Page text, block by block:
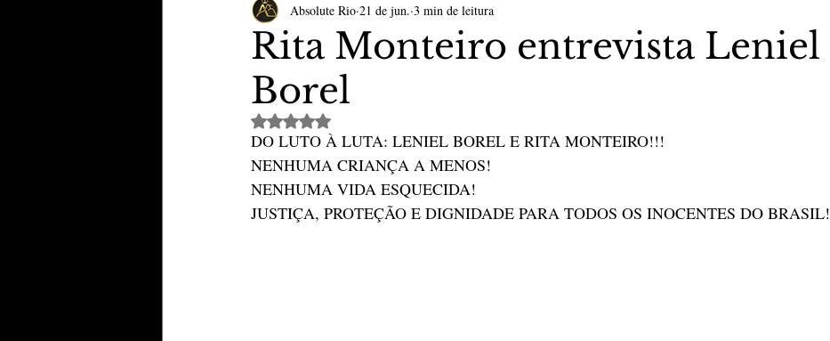
Gastronomia & Turismo Social & Estilos
TheVipClubBusiness
Rita Monteiro entrevista Leniel
Borel
Absolute Rio 21 de jun. 3 min de leitura
Avaliado com NaN de 5 estrelas.
DO LUTO À LUTA: LENIEL BOREL E RITA MONTEIRO!!!
NENHUMA CRIANÇA A MENOS!
NENHUMA VIDA ESQUECIDA!
JUSTIÇA, PROTEÇÃO E DIGNIDADE PARA TODOS OS INOCENTES DO BRASIL!